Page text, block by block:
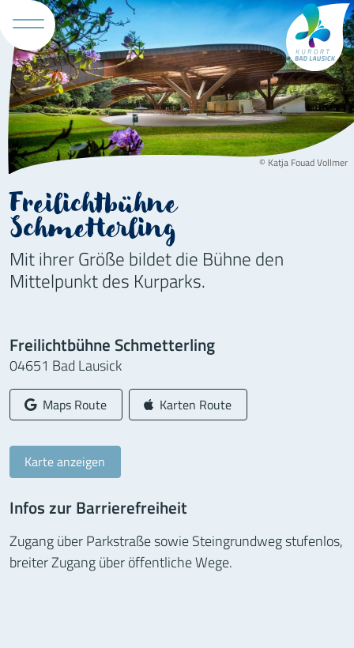
Tourismus
© Katja Fouad Vollmer
Freilichtbühne
Schmetterling
Mit ihrer Größe bildet die Bühne den
Mittelpunkt des Kurparks.
Freilichtbühne Schmetterling
04651 Bad Lausick
Google-
Maps Route Apple-
Karten Route
Karte anzeigen
Infos zur Barrierefreiheit
Zugang über Parkstraße sowie Steingrundweg stufenlos,
breiter Zugang über öffentliche Wege.